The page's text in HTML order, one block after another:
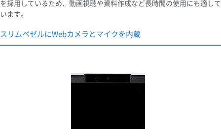
を採用しているため、動画視聴や資料作成など長時間の使用にも適して
います。
スリムベゼルにWebカメラとマイクを内蔵